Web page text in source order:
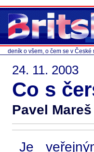
deník o všem, o čem se v
24. 11. 2003
Co s
Pavel Mareš
Je